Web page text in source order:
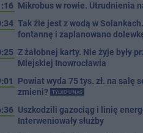
Mikrobus w rowie. Utrudnienia
Tak źle jest z wodą w
fontannę i zaplanowano
Z żałobnej karty. Nie żyje były
Miejskiej Inowrocławia
Powiat wyda 75 tys. zł. na salę
zmieni?
TYLKO U NAS
Uszkodzili gazociąg i linię
Interweniowały służby